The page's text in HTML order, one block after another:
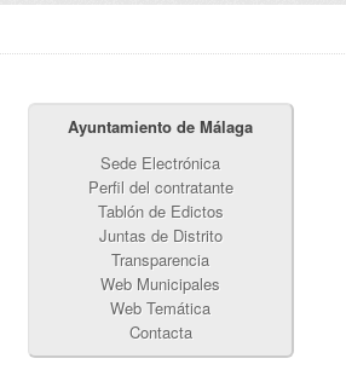
Ayuntamiento de Málaga
Sede Electrónica
Perfil del contratante
Tablón de Edictos
Juntas de Distrito
Transparencia
Web Municipales
Web Temática
Contacta